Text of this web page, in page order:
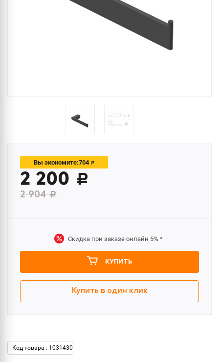
Вы экономите:704 c
2 200 c
2 904c
Скидка при заказе онлайн 5% *
КУПИТЬ
Купить в один клик
Код товара : 1031430